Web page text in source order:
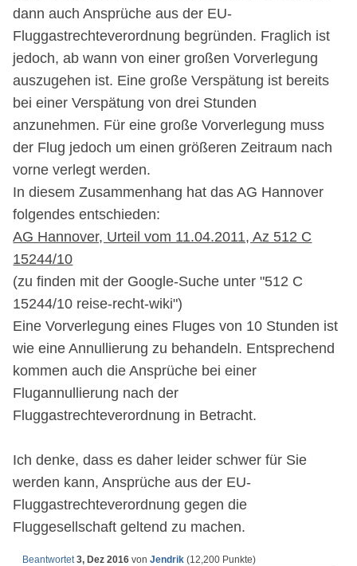
dann auch Ansprüche aus der EU-
Fluggastrechteverordnung begründen. Fraglich ist
jedoch, ab wann von einer großen Vorverlegung
auszugehen ist. Eine große Verspätung ist bereits
bei einer Verspätung von drei Stunden
anzunehmen. Für eine große Vorverlegung muss
der Flug jedoch um einen größeren Zeitraum nach
vorne verlegt werden.
In diesem Zusammenhang hat das AG Hannover
folgendes entschieden:
AG Hannover, Urteil vom 11.04.2011, Az 512 C
15244/10
(zu finden mit der Google-Suche unter "512 C
15244/10 reise-recht-wiki")
Eine Vorverlegung eines Fluges von 10 Stunden ist
wie eine Annullierung zu behandeln. Entsprechend
kommen auch die Ansprüche bei einer
Flugannullierung nach der
Fluggastrechteverordnung in Betracht.
Ich denke, dass es daher leider schwer für Sie
werden kann, Ansprüche aus der EU-
Fluggastrechteverordnung gegen die
Fluggesellschaft geltend zu machen.
Beantwortet 3, Dez 2016 vonJendrik (12,200 Punkte)